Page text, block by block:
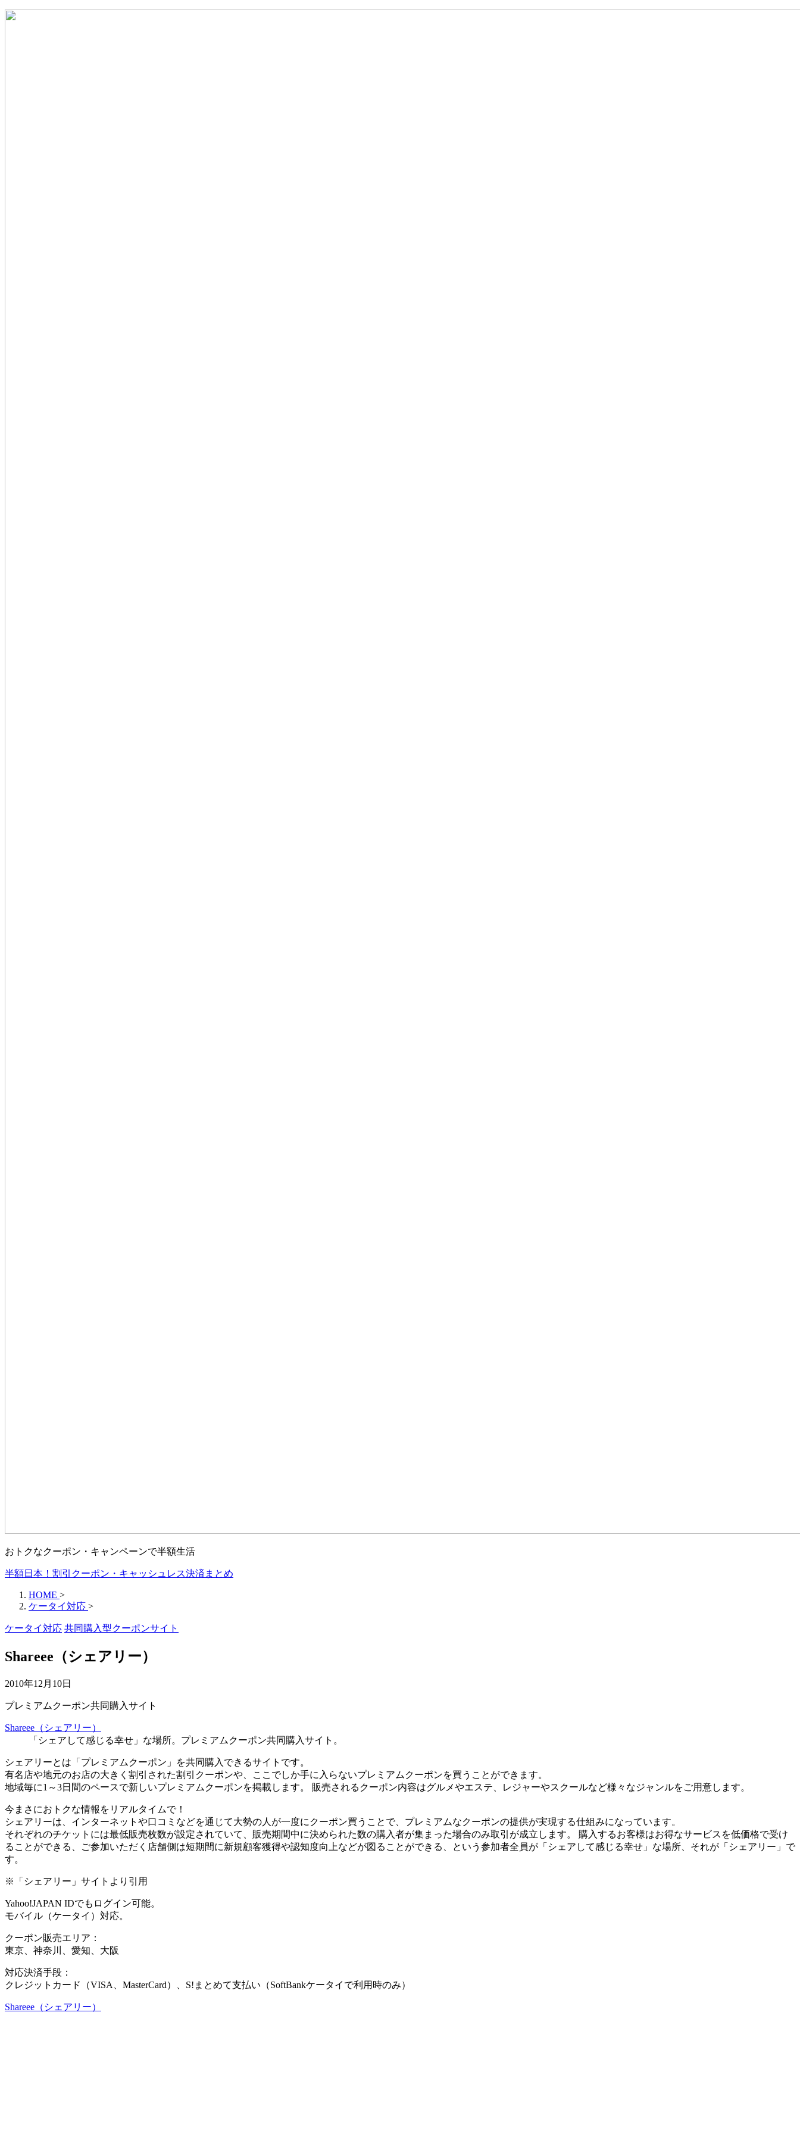
おトクなクーポン・キャンペーンで半額生活
半額日本！割引クーポン・キャッシュレス決済まとめ
HOME >
ケータイ対応 >
ケータイ対応 共同購入型クーポンサイト
Shareee（シェアリー）
2010年12月10日
プレミアムクーポン共同購入サイト
Shareee（シェアリー）
「シェアして感じる幸せ」な場所。プレミアムクーポン共同購入サイト。
シェアリーとは「プレミアムクーポン」を共同購入できるサイトです。
有名店や地元のお店の大きく割引された割引クーポンや、ここでしか手に入らないプレミアムクーポンを買うことができます。
地域毎に1～3日間のペースで新しいプレミアムクーポンを掲載します。 販売されるクーポン内容はグルメやエステ、レジャーやスクールなど様々なジャンルをご用意します。
今まさにおトクな情報をリアルタイムで！
シェアリーは、インターネットや口コミなどを通じて大勢の人が一度にクーポン買うことで、プレミアムなクーポンの提供が実現する仕組みになっています。
それぞれのチケットには最低販売枚数が設定されていて、販売期間中に決められた数の購入者が集まった場合のみ取引が成立します。 購入するお客様はお得なサービスを低価格で受け
ることができる、ご参加いただく店舗側は短期間に新規顧客獲得や認知度向上などが図ることができる、という参加者全員が「シェアして感じる幸せ」な場所、それが「シェアリー」で
す。
※「シェアリー」サイトより引用
Yahoo!JAPAN IDでもログイン可能。
モバイル（ケータイ）対応。
クーポン販売エリア：
東京、神奈川、愛知、大阪
対応決済手段：
クレジットカード（VISA、MasterCard）、S!まとめて支払い（SoftBankケータイで利用時のみ）
Shareee（シェアリー）